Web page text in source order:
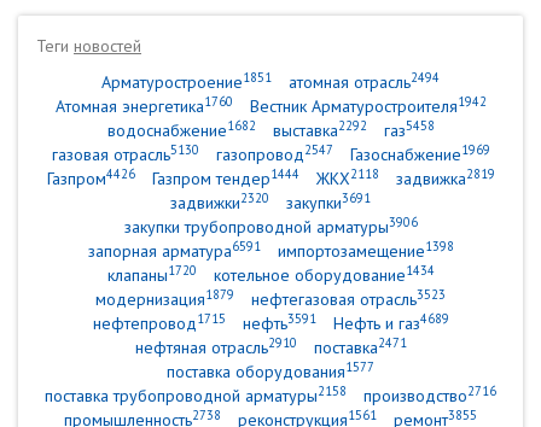
Теги новостей
Арматуростроение1851 атомная отрасль2494
Атомная энергетика1760 Вестник Арматуростроителя1942
водоснабжение1682 выставка2292 газ5458
газовая отрасль5130 газопровод2547 Газоснабжение1969
Газпром4426 Газпром тендер1444 ЖКХ2118 задвижка2819
задвижки2320 закупки3691
закупки трубопроводной арматуры3906
запорная арматура6591 импортозамещение1398
клапаны1720 котельное оборудование1434
модернизация1879 нефтегазовая отрасль3523
нефтепровод1715 нефть3591 Нефть и газ4689
нефтяная отрасль2910 поставка2471
поставка оборудования1577
поставка трубопроводной арматуры2158 производство2716
промышленность2738 реконструкция1561 ремонт3855